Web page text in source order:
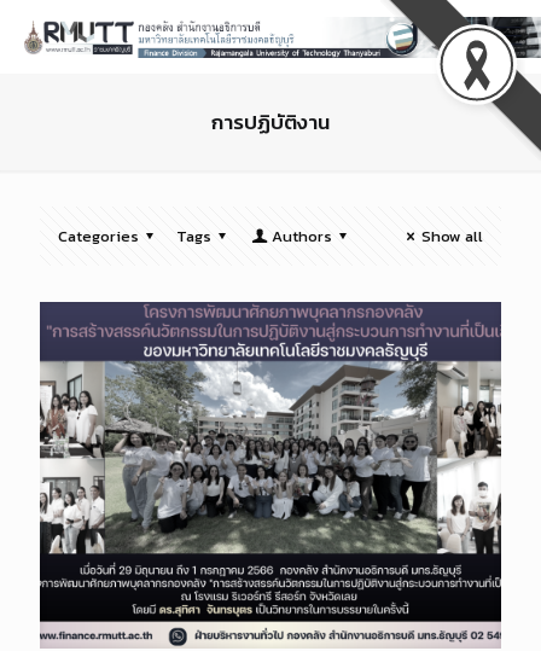
การปฏิบัติงาน
Categories Tags Authors Show all